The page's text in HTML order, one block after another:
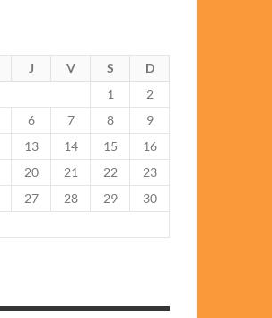
J V S
D
1
2
6 7 8
9
13 14 15
16
20 21 22
23
27 28 29
30